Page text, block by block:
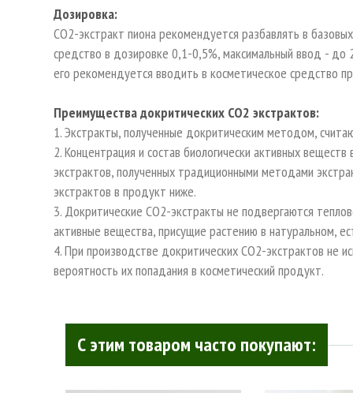
Дозировка:
СО2-экстракт пиона рекомендуется разбавлять в
средство в дозировке 0,1-0,5%, максимальный ввод - до
его рекомендуется вводить в косметическое средство
Преимущества докритических СО2 экстрактов:
1. Экстракты, полученные докритическим методом,
2. Концентрация и состав биологически активных
экстрактов, полученных традиционными методами
экстрактов в продукт ниже.
3. Докритические СО2-экстракты не подвергаются
активные вещества, присущие растению в натуральном,
4. При производстве докритических СО2-экстрактов не
вероятность их попадания в косметический продукт.
С этим товаром часто покупают: